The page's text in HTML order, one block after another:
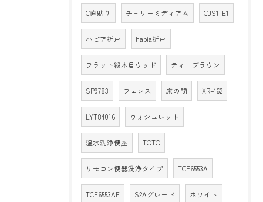
C直貼り チェリーミディアム CJS1-E1
ハピア折戸 hapia折戸
フラット縦木目ウッド ティーブラウン
SP9783 フェンス 床の間 XR-462
LYT84016 ウォシュレット
温水洗浄便座 TOTO
リモコン便器洗浄タイプ TCF6553A
TCF6553AF S2Aグレード ホワイト